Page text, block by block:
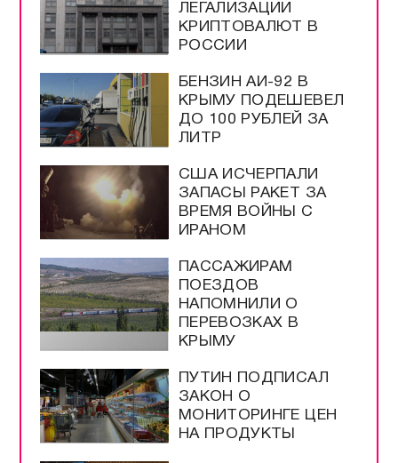
ЛЕГАЛИЗАЦИИ
КРИПТОВАЛЮТ В
РОССИИ
БЕНЗИН АИ-92 В
КРЫМУ ПОДЕШЕВЕЛ
ДО 100 РУБЛЕЙ ЗА
ЛИТР
США ИСЧЕРПАЛИ
ЗАПАСЫ РАКЕТ ЗА
ВРЕМЯ ВОЙНЫ С
ИРАНОМ
ПАССАЖИРАМ
ПОЕЗДОВ
НАПОМНИЛИ О
ПЕРЕВОЗКАХ В
КРЫМУ
ПУТИН ПОДПИСАЛ
ЗАКОН О
МОНИТОРИНГЕ ЦЕН
НА ПРОДУКТЫ